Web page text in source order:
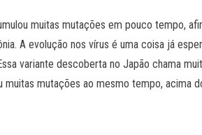
muitas mutações em pouco tempo,
A evolução nos vírus é uma coisa já
variante descoberta no Japão chama
muitas mutações ao mesmo tempo, acima